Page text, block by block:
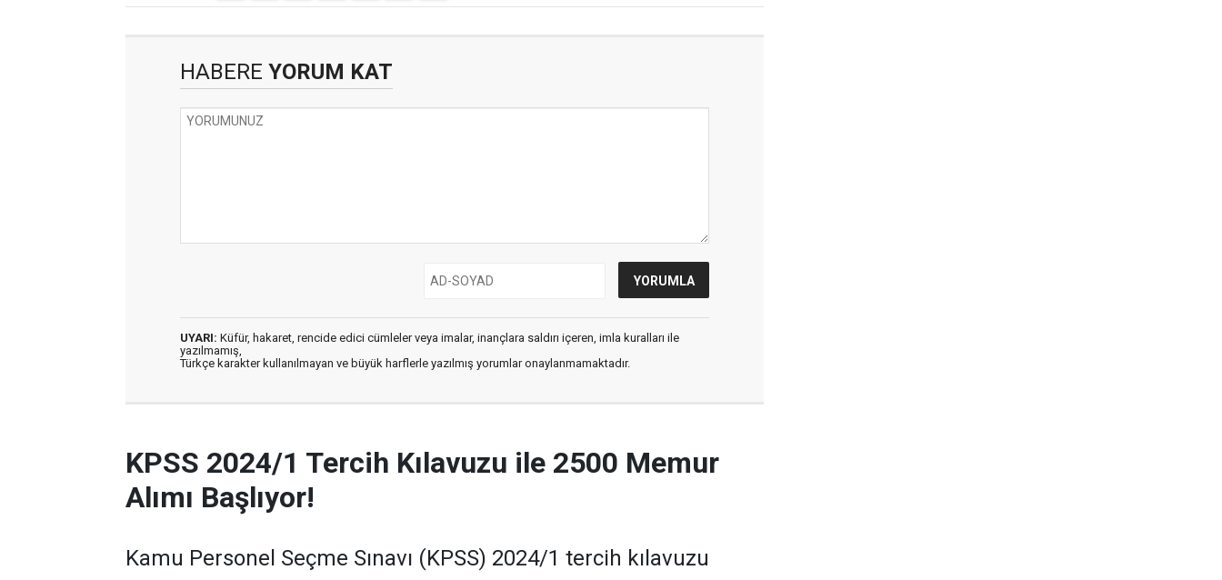
HABERE YORUM KAT
UYARI: Küfür, hakaret, rencide edici cümleler veya imalar, inançlara saldırı içeren, imla kuralları ile
yazılmamış,
Türkçe karakter kullanılmayan ve büyük harflerle yazılmış yorumlar onaylanmamaktadır.
KPSS 2024/1 Tercih Kılavuzu ile 2500 Memur
Alımı Başlıyor!
Kamu Personel Seçme Sınavı (KPSS) 2024/1 tercih kılavuzu